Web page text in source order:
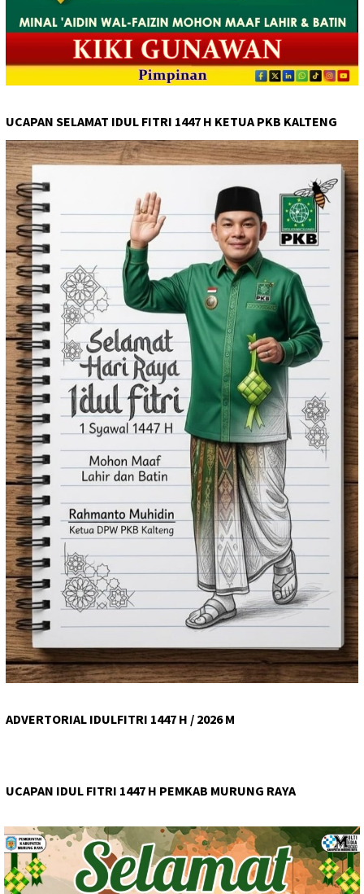
UCAPAN SELAMAT IDUL FITRI 1447 H KETUA PKB KALTENG
ADVERTORIAL IDULFITRI 1447 H / 2026 M
UCAPAN IDUL FITRI 1447 H PEMKAB MURUNG RAYA